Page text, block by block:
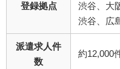
登録拠点
渋谷、大
渋谷、広
派遣求人件
数
約12,000